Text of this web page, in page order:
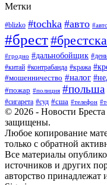
Метки
#blizko #tochka #авто
#брест
#гродно #дальнобойщик
#китай #контрабанда #кража
#мошенничество #налог
#пожар #полиция #польша
#сигарета #суд #сша #телефон
© 2026 - Новости Бреста
защищены.
Любое копирование
только с обратной
Все материалы
источников и других
авторство принадлежат